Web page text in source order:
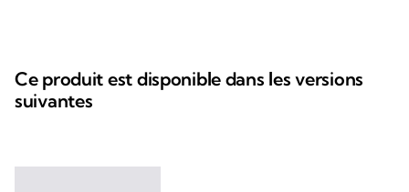
Ce produit est disponible dans les versions
suivantes